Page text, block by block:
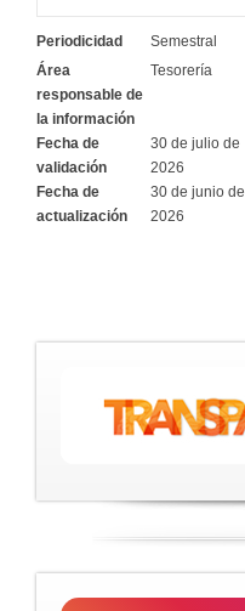
Periodicidad
Semestral
Área
responsable de
la información
Tesorería
Fecha de
validación
30 de julio de
2026
Fecha de
actualización
30 de junio de
2026